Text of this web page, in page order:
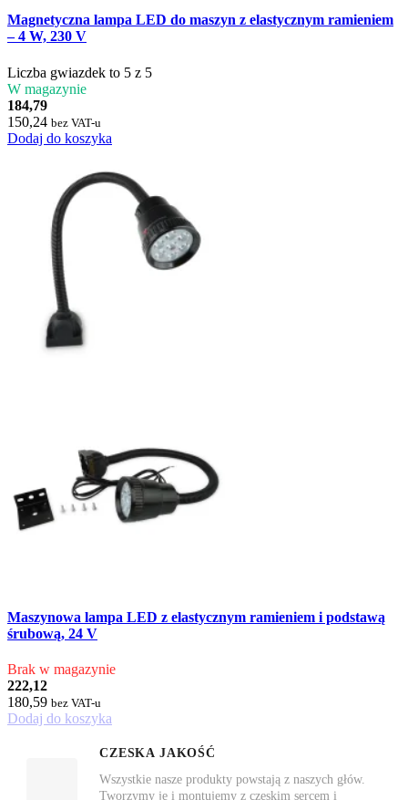
Magnetyczna lampa LED do maszyn z elastycznym ramieniem
– 4 W, 230 V
Liczba gwiazdek to 5 z 5
W magazynie
184,79
150,24 bez VAT-u
Dodaj do koszyka
Maszynowa lampa LED z elastycznym ramieniem i podstawą
śrubową, 24 V
Brak w magazynie
222,12
180,59 bez VAT-u
Dodaj do koszyka
CZESKA JAKOŚĆ
Wszystkie nasze produkty powstają z naszych głów.
Tworzymy je i montujemy z czeskim sercem i